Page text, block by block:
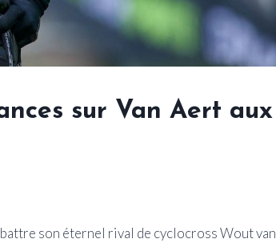
sur Van Aert aux
son éternel rival de cyclocross Wout van